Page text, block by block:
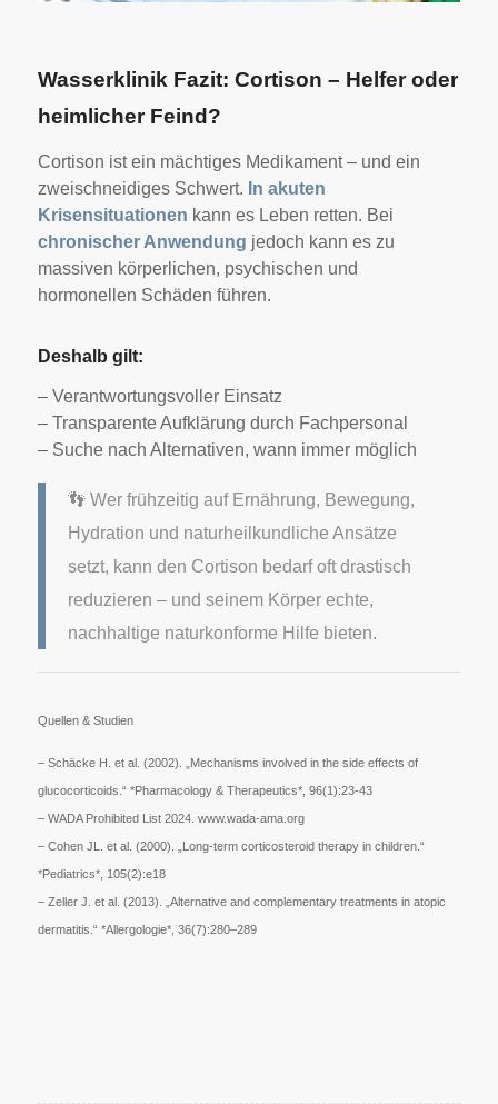
Wasserklinik Fazit: Cortison – Helfer oder
heimlicher Feind?
Cortison ist ein mächtiges Medikament – und ein
zweischneidiges Schwert. In akuten
Krisensituationen kann es Leben retten. Bei
chronischer Anwendung jedoch kann es zu
massiven körperlichen, psychischen und
hormonellen Schäden führen.
Deshalb gilt:
– Verantwortungsvoller Einsatz
– Transparente Aufklärung durch Fachpersonal
– Suche nach Alternativen, wann immer möglich
👣 Wer frühzeitig auf Ernährung, Bewegung,
Hydration und naturheilkundliche Ansätze
setzt, kann den Cortison bedarf oft drastisch
reduzieren – und seinem Körper echte,
nachhaltige naturkonforme Hilfe bieten.
Quellen & Studien
– Schäcke H. et al. (2002). „Mechanisms involved in the side effects of
glucocorticoids.“ *Pharmacology & Therapeutics*, 96(1):23-43
– WADA Prohibited List 2024. www.wada-ama.org
– Cohen JL. et al. (2000). „Long-term corticosteroid therapy in children.“
*Pediatrics*, 105(2):e18
– Zeller J. et al. (2013). „Alternative and complementary treatments in atopic
dermatitis.“ *Allergologie*, 36(7):280–289